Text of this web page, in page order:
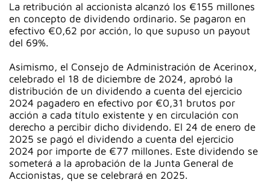
La retribución al accionista alcanzó los €155 millones
en concepto de dividendo ordinario. Se pagaron en
efectivo €0,62 por acción, lo que supuso un payout
del 69%.
Asimismo, el Consejo de Administración de Acerinox,
celebrado el 18 de diciembre de 2024, aprobó la
distribución de un dividendo a cuenta del ejercicio
2024 pagadero en efectivo por €0,31 brutos por
acción a cada título existente y en circulación con
derecho a percibir dicho dividendo. El 24 de enero de
2025 se pagó el dividendo a cuenta del ejercicio
2024 por importe de €77 millones. Este dividendo se
someterá a la aprobación de la Junta General de
Accionistas, que se celebrará en 2025.